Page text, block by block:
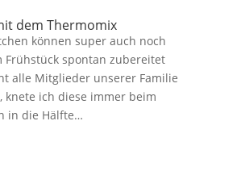
dem Thermomix
können super auch noch
Frühstück spontan zubereitet
alle Mitglieder unserer Familie
knete ich diese immer beim
in die Hälfte…